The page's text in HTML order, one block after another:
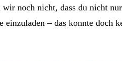
wir noch nicht, dass du nicht
einzuladen – das konnte doch